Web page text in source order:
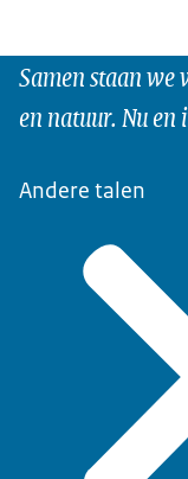
Samen staan we
en natuur. Nu en
Andere talen